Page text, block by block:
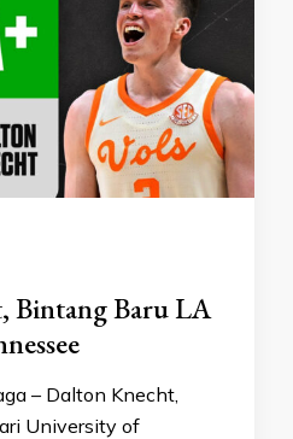
Bintang Baru LA
– Dalton Knecht,
University of